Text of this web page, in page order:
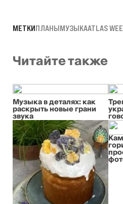
МЕТКИПЛАНЫМУЗЫКАATLAS
Читайте также
Музыка в деталях: как
раскрыть новые грани
звука